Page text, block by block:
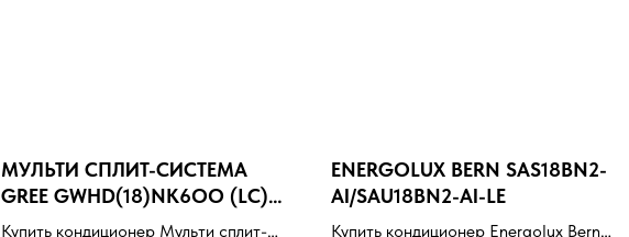
МУЛЬТИ СПЛИТ-СИСТЕМА
GREE GWHD(18)NK6OO (LC)
(LH) / GWH09AGAXA-
Купить кондиционер Мульти сплит-
ENERGOLUX BERN SAS18BN2-
AI/SAU18BN2-AI-LE
Купить кондиционер Energolux Bern